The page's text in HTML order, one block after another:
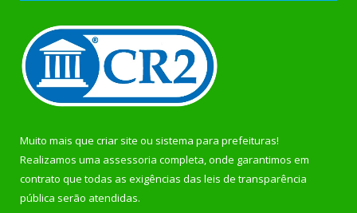
Muito mais que criar site ou sistema para prefeituras!
Realizamos uma assessoria completa, onde garantimos em
contrato que todas as exigências das leis de transparência
pública serão atendidas.